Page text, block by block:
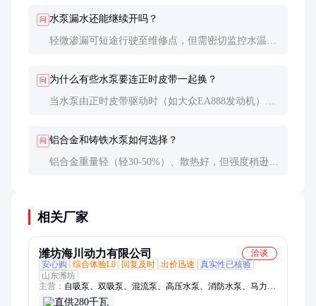
电子泵。
问 水泵漏水还能继续开吗？
轻微渗漏可短途行驶至维修点，但需密切监控水温。
问 为什么有些水泵要连正时皮带一起换？
当水泵由正时皮带驱动时（如大众EA888发动机），
发严重故障。
问 铝合金和铸铁水泵如何选择？
铝合金重量轻（轻30-50%）、散热好，但强度稍逊且
相关厂家
潍坊海川动力有限公司
洽谈
安心购
综合体验L0 回复及时 出价迅速
真实性已核验
山东潍坊
主营： 自吸泵、双吸泵、混流泵、高压水泵、消防水泵、马力水
泵、塑料水泵、电机抽水泵、农用排水泵、高压力水泵、防汛排